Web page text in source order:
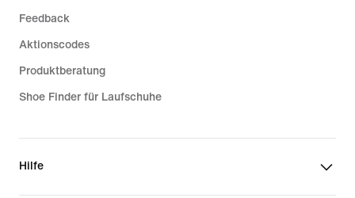
Feedback
Aktionscodes
Produktberatung
Shoe Finder für Laufschuhe
Hilfe